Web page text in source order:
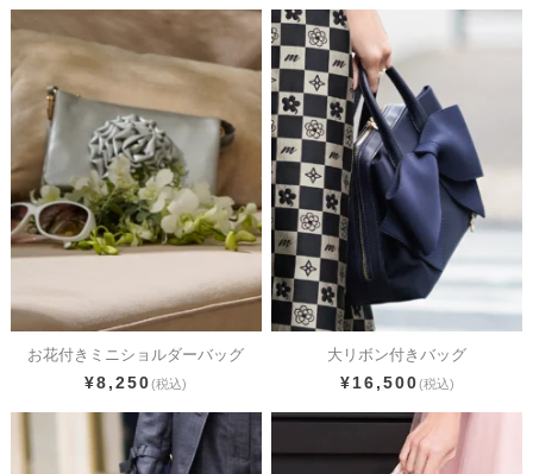
お花付きミニショルダーバッグ
¥8,250(税込)
大リボン付きバッグ
¥16,500(税込)